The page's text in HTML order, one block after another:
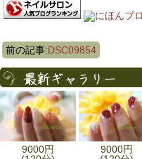
前の記事:DSC09854
9000円
9000円